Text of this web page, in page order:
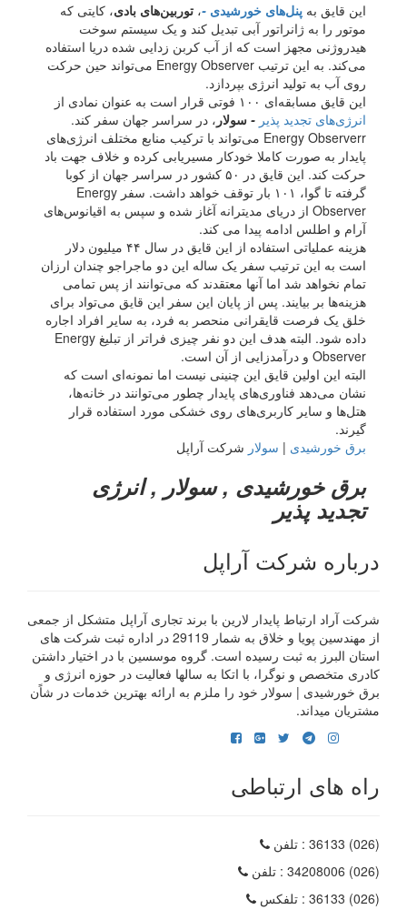
این قایق به پنل‌های خورشیدی -، توربین‌های بادی، کایتی که
موتور را به ژانراتور آبی تبدیل کند و یک سیستم سوخت
هیدروژنی مجهز است که از آب کربن زدایی شده دریا استفاده
می‌کند. به این ترتیب Energy Observer می‌تواند حین حرکت
روی آب به تولید انرژی بپردازد.
این قایق مسابقه‌ای ۱۰۰ فوتی قرار است به عنوان نمادی از
انرژی‌های تجدید پذیر - سولار ، در سراسر جهان سفر کند.
Energy Observerr می‌تواند با ترکیب منابع مختلف انرژی‌های
پایدار به صورت کاملا خودکار مسیریابی کرده و خلاف جهت باد
حرکت کند. این قایق در ۵۰ کشور در سراسر جهان از کوبا
گرفته تا گوا، ۱۰۱ بار توقف خواهد داشت. سفر Energy
Observer از دریای مدیترانه آغاز شده و سپس به اقیانوس‌های
آرام و اطلس ادامه پیدا می کند.
هزینه عملیاتی استفاده از این قایق در سال ۴۴ میلیون دلار
است به این ترتیب سفر یک ساله این دو ماجراجو چندان ارزان
تمام نخواهد شد اما آنها معتقدند که می‌توانند از پس تمامی
هزینه‌ها بر بیایند. پس از پایان این سفر این قایق می‌تواد برای
خلق یک فرصت قایقرانی منحصر به فرد، به سایر افراد اجاره
داده شود. البته هدف این دو نفر چیزی فراتر از تبلیغ Energy
Observer و درآمدزایی از آن است.
البته این اولین قایق این چنینی نیست اما نمونه‌ای است که
نشان می‌دهد فناوری‌های پایدار چطور می‌توانند در خانه‌ها،
هتل‌ها و سایر کاربری‌های روی خشکی مورد استفاده قرار
گیرند.
برق خورشیدی | سولار شرکت آراپل
برق خورشیدی , سولار , انرژی
تجدید پذیر
درباره شرکت آراپل
شرکت آراد ارتباط پایدار لارین با برند تجاری آراپل متشکل از جمعی
از مهندسین پویا و خلاق به شمار 29119 در اداره ثبت شرکت های
استان البرز به ثبت رسیده است. گروه موسسین با در اختیار داشتن
کادری متخصص و نوگرا، با اتکا به سالها فعالیت در حوزه انرژی و
برق خورشیدی | سولار خود را ملزم به ارائه بهترین خدمات در شاًن
مشتریان میداند.
راه های ارتباطی
(026) 36133
: تلفن
(026) 34208006
: تلفن
(026) 36133
: تلفکس